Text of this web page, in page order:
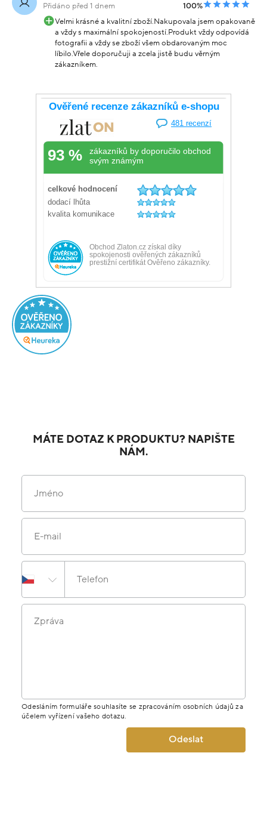
Přidáno před 1 dnem
100%
Velmi krásné a kvalitní zboží.Nakupovala jsem opakovaně
a vždy s maximální spokojeností.Produkt vždy odpovídá
fotografii a vždy se zboží všem obdarovaným moc
líbilo.Vřele doporučuji a zcela jistě budu věrným
zákazníkem.
MÁTE DOTAZ K PRODUKTU? NAPIŠTE
NÁM.
Jméno
E-mail
Telefon
Zpráva
Odesláním formuláře souhlasíte se zpracováním osobních údajů za
účelem vyřízení vašeho dotazu.
Odeslat